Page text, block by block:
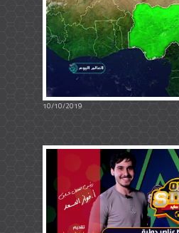
10/10/2019